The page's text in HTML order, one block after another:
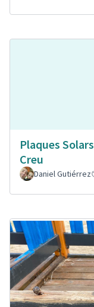
Plaques
Creu
Daniel Gutiérrez